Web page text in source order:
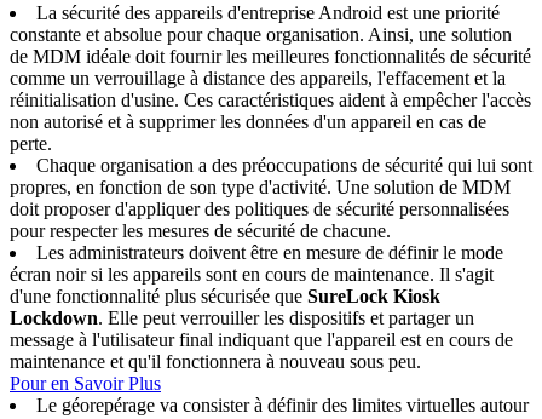
La sécurité des appareils d'entreprise Android est une priorité
constante et absolue pour chaque organisation. Ainsi, une solution
de MDM idéale doit fournir les meilleures fonctionnalités de sécurité
comme un verrouillage à distance des appareils, l'effacement et la
réinitialisation d'usine. Ces caractéristiques aident à empêcher l'accès
non autorisé et à supprimer les données d'un appareil en cas de
perte.
Chaque organisation a des préoccupations de sécurité qui lui sont
propres, en fonction de son type d'activité. Une solution de MDM
doit proposer d'appliquer des politiques de sécurité personnalisées
pour respecter les mesures de sécurité de chacune.
Les administrateurs doivent être en mesure de définir le mode
écran noir si les appareils sont en cours de maintenance. Il s'agit
d'une fonctionnalité plus sécurisée que SureLock Kiosk
Lockdown. Elle peut verrouiller les dispositifs et partager un
message à l'utilisateur final indiquant que l'appareil est en cours de
maintenance et qu'il fonctionnera à nouveau sous peu.
Pour en Savoir Plus
Le géorepérage va consister à définir des limites virtuelles autour